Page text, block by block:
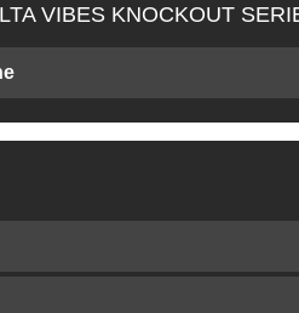
VIBES KNOCKOUT